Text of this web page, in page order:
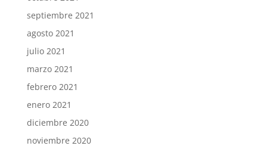
septiembre 2021
agosto 2021
julio 2021
marzo 2021
febrero 2021
enero 2021
diciembre 2020
noviembre 2020